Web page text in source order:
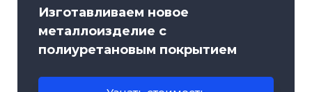
Изготавливаем новое
металлоизделие с
полиуретановым покрытием